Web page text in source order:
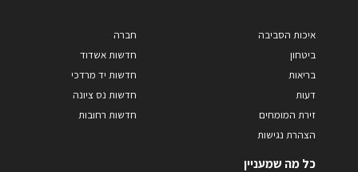
איכות הסביבה
ביטחון
בריאות
דעות
זירת המומחים
הצהרת נגישות
חברה
חדשות אשדוד
חדשות יד מרדכי
חדשות נס ציונה
חדשות רחובות
כל מה שמעניין